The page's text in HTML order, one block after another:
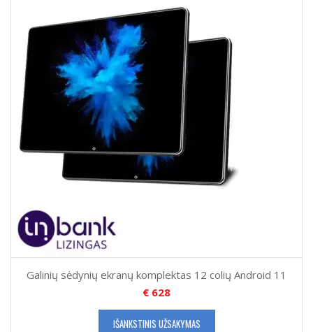
Galinių sėdynių ekranų komplektas 12 colių Android 11
€ 628
IŠANKSTINIS UŽSAKYMAS